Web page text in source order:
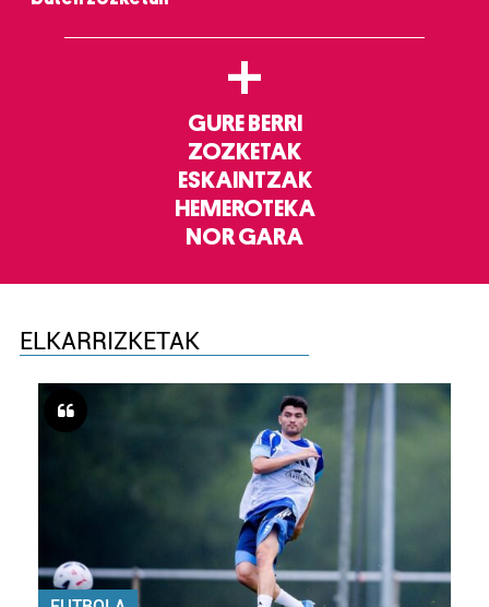
+
GURE BERRI
ZOZKETAK
ESKAINTZAK
HEMEROTEKA
NOR GARA
ELKARRIZKETAK